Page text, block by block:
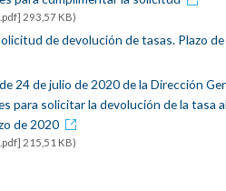
293,57 KB)
de devolución de tasas. Plazo
24 de julio de 2020 de la Dirección
para solicitar la devolución de la tasa
de 2020
215,51 KB)